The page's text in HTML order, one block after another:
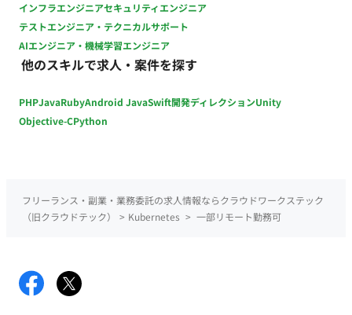
インフラエンジニアセキュリティエンジニア
テストエンジニア・テクニカルサポート
AIエンジニア・機械学習エンジニア
他のスキルで求人・案件を探す
PHPJavaRubyAndroid JavaSwift開発ディレクションUnity
Objective-CPython
フリーランス・副業・業務委託の求人情報ならクラウドワークステック
（旧クラウドテック）
> Kubernetes > 一部リモート勤務可